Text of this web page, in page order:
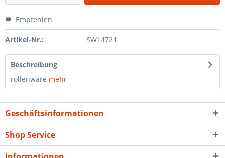
Empfehlen
Artikel-Nr.: SW14721
Beschreibung
rollenware mehr
Geschäftsinformationen
Shop Service